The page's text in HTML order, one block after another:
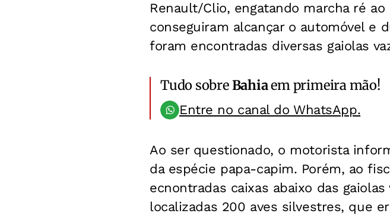
Renault/Clio, engatando marcha ré
conseguiram alcançar o automóvel e
foram encontradas diversas gaiolas
Tudo sobreBahiaem primeira mão!
Entre no canal do WhatsApp.
Ao ser questionado, o motorista
da espécie papa-capim. Porém, ao
ecnontradas caixas abaixo das
localizadas 200 aves silvestres, que